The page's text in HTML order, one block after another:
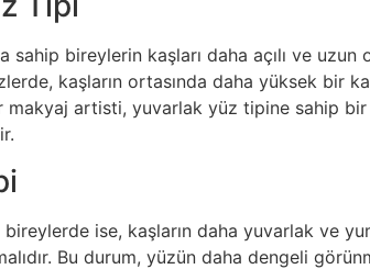
sahip bireylerin kaşları daha açılı ve
kaşların ortasında daha yüksek bir
artisti, yuvarlak yüz tipine sahip bir
ise, kaşların daha yuvarlak ve
Bu durum, yüzün daha dengeli